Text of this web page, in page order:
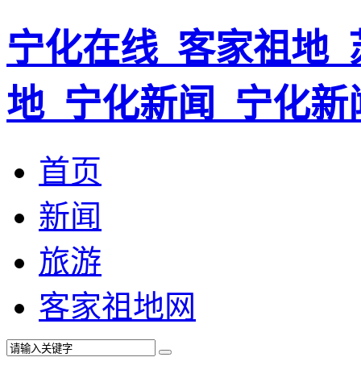
宁化在线_客家祖地
地_宁化新闻_宁化
首页
新闻
旅游
客家祖地网